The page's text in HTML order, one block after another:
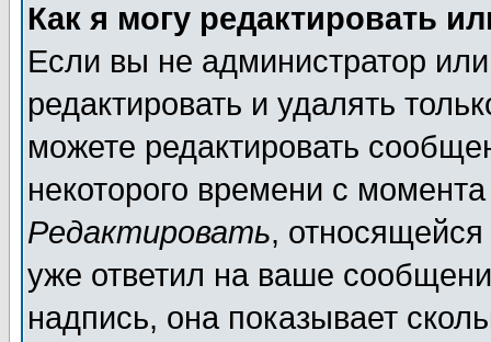
Как я могу редактировать
Если вы не администратор
редактировать и удалять
можете редактировать
некоторого времени с
Редактировать,
уже ответил на ваше
надпись, она показывает